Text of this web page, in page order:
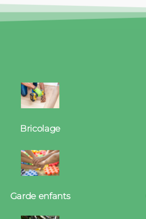
Bricolage
Garde enfants